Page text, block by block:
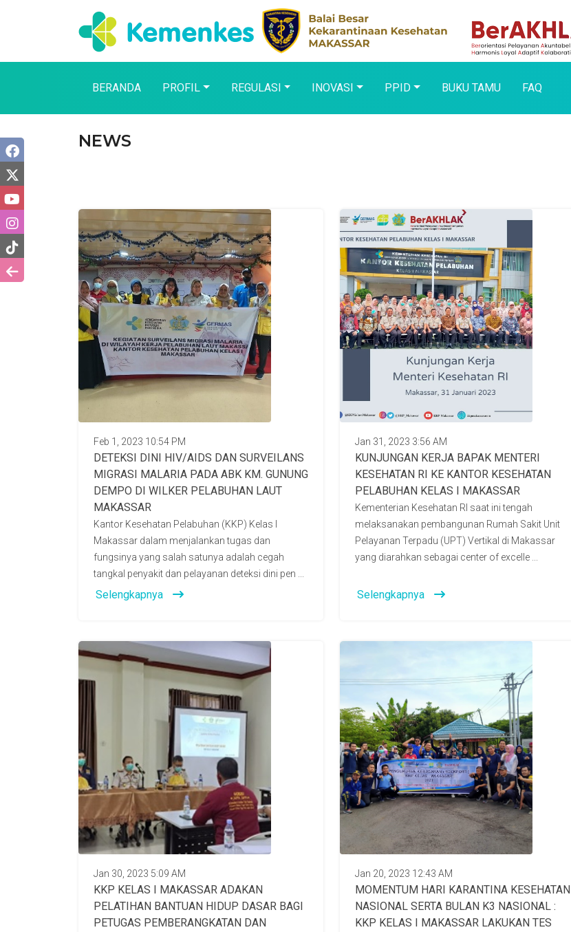
BERANDA PROFIL REGULASI INOVASI PPID BUKU TAMU FAQ
NEWS
Feb 1, 2023 10:54 PM
DETEKSI DINI HIV/AIDS DAN SURVEILANS
MIGRASI MALARIA PADA ABK KM. GUNUNG
DEMPO DI WILKER PELABUHAN LAUT
MAKASSAR
Kantor Kesehatan Pelabuhan (KKP) Kelas I
Makassar dalam menjalankan tugas dan
fungsinya yang salah satunya adalah cegah
tangkal penyakit dan pelayanan deteksi dini pen ...
Selengkapnya
Jan 31, 2023 3:56 AM
KUNJUNGAN KERJA BAPAK MENTERI
KESEHATAN RI KE KANTOR KESEHATAN
PELABUHAN KELAS I MAKASSAR
Kementerian Kesehatan RI saat ini tengah
melaksanakan pembangunan Rumah Sakit Unit
Pelayanan Terpadu (UPT) Vertikal di Makassar
yang diarahkan sebagai center of excelle ...
Selengkapnya
Jan 30, 2023 5:09 AM
KKP KELAS I MAKASSAR ADAKAN
PELATIHAN BANTUAN HIDUP DASAR BAGI
PETUGAS PEMBERANGKATAN DAN
Jan 20, 2023 12:43 AM
MOMENTUM HARI KARANTINA KESEHATAN
NASIONAL SERTA BULAN K3 NASIONAL :
KKP KELAS I MAKASSAR LAKUKAN TES